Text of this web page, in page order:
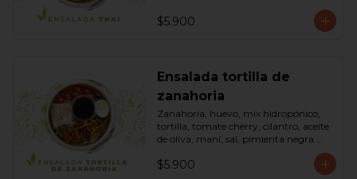
$5.900
Ensalada tortilla de
zanahoria
Zanahoria, huevo, mix hidropónico,
tortilla, tomate cherry, cilantro, aceite
de oliva, maní, sal, pimienta negra
soya, azúcar, limón, aceite de sésamo
$5.900